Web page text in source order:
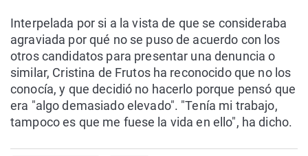
Interpelada por si a la vista de que se consideraba
agraviada por qué no se puso de acuerdo con los
otros candidatos para presentar una denuncia o
similar, Cristina de Frutos ha reconocido que no los
conocía, y que decidió no hacerlo porque pensó que
era "algo demasiado elevado". "Tenía mi trabajo,
tampoco es que me fuese la vida en ello", ha dicho.